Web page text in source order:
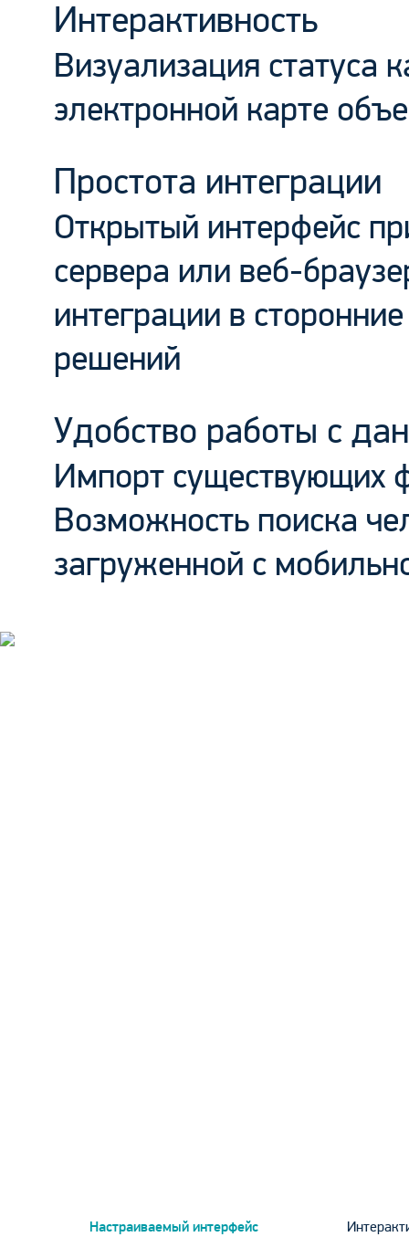
Интерактивность
Визуализация статуса
электронной карте
Простота интеграции
Открытый интерфейс
сервера или веб-
интеграции в
решений
Удобство работы с
Импорт существующих
Возможность поиска
загруженной с
Настраиваемый интерфейс